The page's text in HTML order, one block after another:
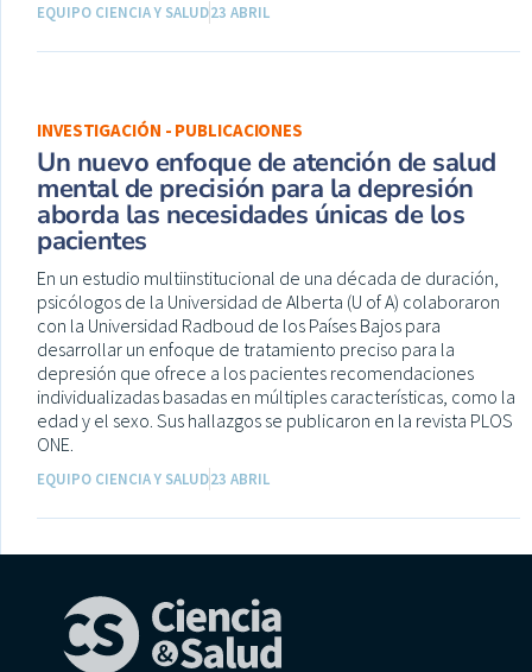
EQUIPO CIENCIA Y SALUD23 ABRIL
INVESTIGACIÓN - PUBLICACIONES
Un nuevo enfoque de atención de salud
mental de precisión para la depresión
aborda las necesidades únicas de los
pacientes
En un estudio multiinstitucional de una década de duración,
psicólogos de la Universidad de Alberta (U of A) colaboraron
con la Universidad Radboud de los Países Bajos para
desarrollar un enfoque de tratamiento preciso para la
depresión que ofrece a los pacientes recomendaciones
individualizadas basadas en múltiples características, como la
edad y el sexo. Sus hallazgos se publicaron en la revista PLOS
ONE.
EQUIPO CIENCIA Y SALUD23 ABRIL